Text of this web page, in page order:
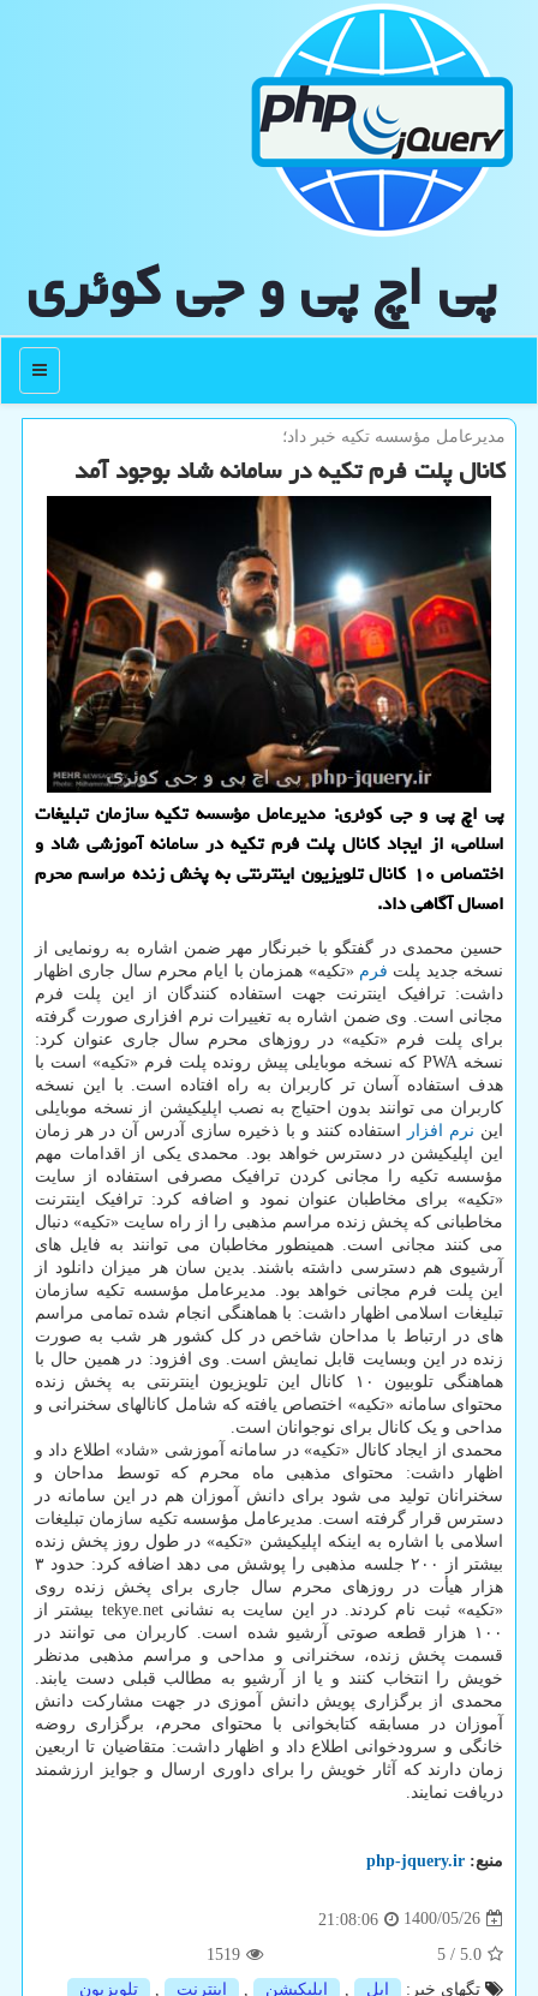
پی اچ پی و جی كوئری
منو
مدیرعامل مؤسسه تكیه خبر داد؛
کانال پلت فرم تکیه در سامانه شاد بوجود آمد
پی اچ پی و جی کوئری: مدیرعامل مؤسسه تکیه سازمان تبلیغات
اسلامی، از ایجاد کانال پلت فرم تکیه در سامانه آموزشی شاد و
اختصاص ۱۰ کانال تلویزیون اینترنتی به پخش زنده مراسم محرم
امسال آگاهی داد.
حسین محمدی در گفتگو با خبرنگار مهر ضمن اشاره به رونمایی از
نسخه جدید پلت فرم «تکیه» همزمان با ایام محرم سال جاری اظهار
داشت: ترافیک اینترنت جهت استفاده کنندگان از این پلت فرم
مجانی است. وی ضمن اشاره به تغییرات نرم افزاری صورت گرفته
برای پلت فرم «تکیه» در روزهای محرم سال جاری عنوان کرد:
نسخه PWA که نسخه موبایلی پیش رونده پلت فرم «تکیه» است با
هدف استفاده آسان تر کاربران به راه افتاده است. با این نسخه
کاربران می توانند بدون احتیاج به نصب اپلیکیشن از نسخه موبایلی
این نرم افزار
استفاده کنند و با ذخیره سازی آدرس آن در هر زمان
این اپلیکیشن در دسترس خواهد بود. محمدی یکی از اقدامات مهم
مؤسسه تکیه را مجانی کردن ترافیک مصرفی استفاده از سایت
«تکیه» برای مخاطبان عنوان نمود و اضافه کرد: ترافیک اینترنت
مخاطبانی که پخش زنده مراسم مذهبی را از راه سایت «تکیه» دنبال
می کنند مجانی است. همینطور مخاطبان می توانند به فایل های
آرشیوی هم دسترسی داشته باشند. بدین سان هر میزان دانلود از
این پلت فرم مجانی خواهد بود. مدیرعامل مؤسسه تکیه سازمان
تبلیغات اسلامی اظهار داشت: با هماهنگی انجام شده تمامی مراسم
های در ارتباط با مداحان شاخص در کل کشور هر شب به صورت
زنده در این وبسایت قابل نمایش است. وی افزود: در همین حال با
هماهنگی تلوبیون ۱۰ کانال این تلویزیون اینترنتی به پخش زنده
محتوای سامانه «تکیه» اختصاص یافته که شامل کانالهای سخنرانی و
مداحی و یک کانال برای نوجوانان است.
محمدی از ایجاد کانال «تکیه» در سامانه آموزشی «شاد» اطلاع داد و
اظهار داشت: محتوای مذهبی ماه محرم که توسط مداحان و
سخنرانان تولید می شود برای دانش آموزان هم در این سامانه در
دسترس قرار گرفته است. مدیرعامل مؤسسه تکیه سازمان تبلیغات
اسلامی با اشاره به اینکه اپلیکیشن «تکیه» در طول روز پخش زنده
بیشتر از ۲۰۰ جلسه مذهبی را پوشش می دهد اضافه کرد: حدود ۳
هزار هیأت در روزهای محرم سال جاری برای پخش زنده روی
«تکیه» ثبت نام کردند. در این سایت به نشانی tekye.net بیشتر از
۱۰۰ هزار قطعه صوتی آرشیو شده است. کاربران می توانند در
قسمت پخش زنده، سخنرانی و مداحی و مراسم مذهبی مدنظر
خویش را انتخاب کنند و یا از آرشیو به مطالب قبلی دست یابند.
محمدی از برگزاری پویش دانش آموزی در جهت مشارکت دانش
آموزان در مسابقه کتابخوانی با محتوای محرم، برگزاری روضه
خانگی و سرودخوانی اطلاع داد و اظهار داشت: متقاضیان تا اربعین
زمان دارند که آثار خویش را برای داوری ارسال و جوایز ارزشمند
دریافت نمایند.
منبع: php-jquery.ir
1400/05/26
21:08:06
5.0
/
5
1519
تگهای خبر:
اپل , اپلیكیشن , اینترنت , تلویزیون